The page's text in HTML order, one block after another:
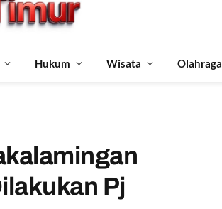
Hukum Wisata Olahraga
Pj